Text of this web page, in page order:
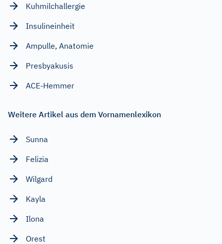
Kuhmilchallergie
Insulineinheit
Ampulle, Anatomie
Presbyakusis
ACE-Hemmer
Weitere Artikel aus dem Vornamenlexikon
Sunna
Felizia
Wilgard
Kayla
Ilona
Orest